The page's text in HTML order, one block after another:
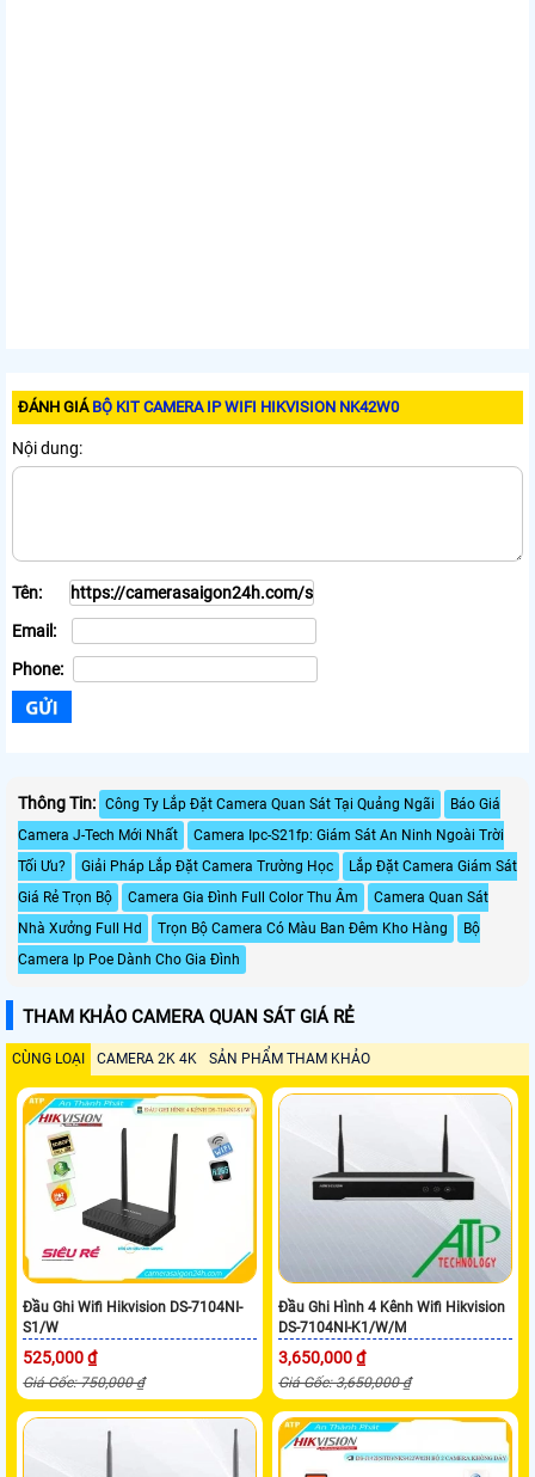
ĐÁNH GIÁ BỘ KIT CAMERA IP WIFI HIKVISION NK42W0
Nội dung:
Tên:
Email:
Phone:
Thông Tin: Công Ty Lắp Đặt Camera Quan Sát Tại Quảng Ngãi
Báo Giá
Camera J-Tech Mới Nhất
Camera Ipc-S21fp: Giám Sát An Ninh Ngoài Trời
Tối Ưu?
Giải Pháp Lắp Đặt Camera Trường Học
Lắp Đặt Camera Giám Sát
Giá Rẻ Trọn Bộ
Camera Gia Đình Full Color Thu Âm
Camera Quan Sát
Nhà Xưởng Full Hd
Trọn Bộ Camera Có Màu Ban Đêm Kho Hàng
Bộ
Camera Ip Poe Dành Cho Gia Đình
THAM KHẢO CAMERA QUAN SÁT GIÁ RẺ
CÙNG LOẠI CAMERA 2K 4K SẢN PHẨM THAM KHẢO
Đầu Ghi Wifi Hikvision DS-7104NI-
S1/W
525,000 ₫
Giá Gốc: 750,000 ₫
Đầu Ghi Hình 4 Kênh Wifi Hikvision
DS-7104NI-K1/W/M
3,650,000 ₫
Giá Gốc: 3,650,000 ₫